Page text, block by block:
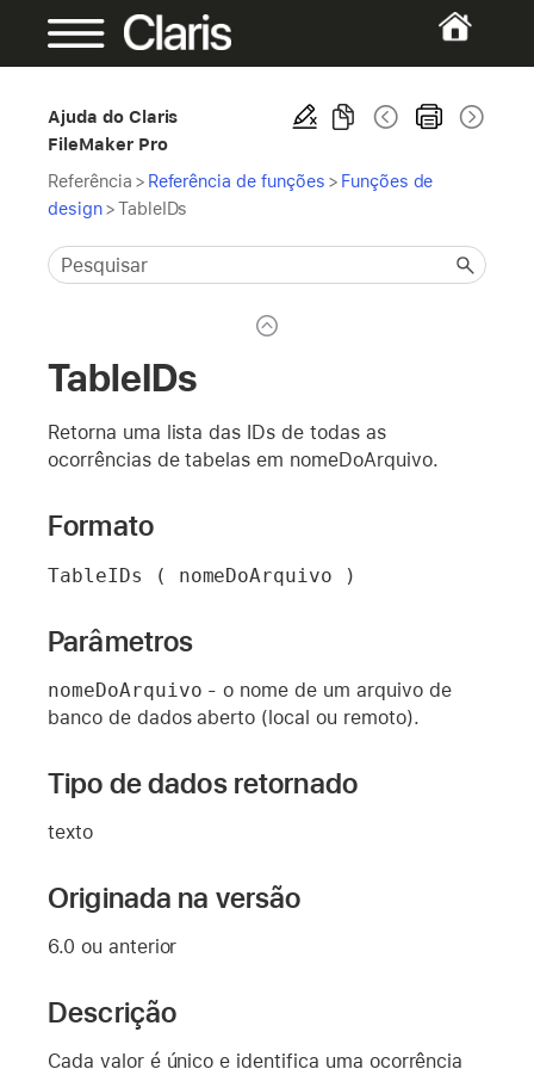
Ajuda do Claris
FileMaker Pro
Referência > Referência de funções > Funções de
design>TableIDs
TableIDs
Retorna uma lista das IDs de todas as
ocorrências de tabelas em nomeDoArquivo.
Formato
TableIDs ( nomeDoArquivo )
Parâmetros
nomeDoArquivo - o nome de um arquivo de
banco de dados aberto (local ou remoto).
Tipo de dados retornado
texto
Originada na versão
6.0 ou anterior
Descrição
Cada valor é único e identifica uma ocorrência